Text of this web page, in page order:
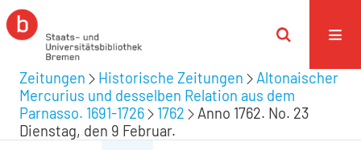
Zeitungen Historische Zeitungen
Altonaischer
Mercurius und desselben Relation aus dem
Parnasso. 1691-1726
1762
Anno 1762. No. 23
Dienstag, den 9 Februar.